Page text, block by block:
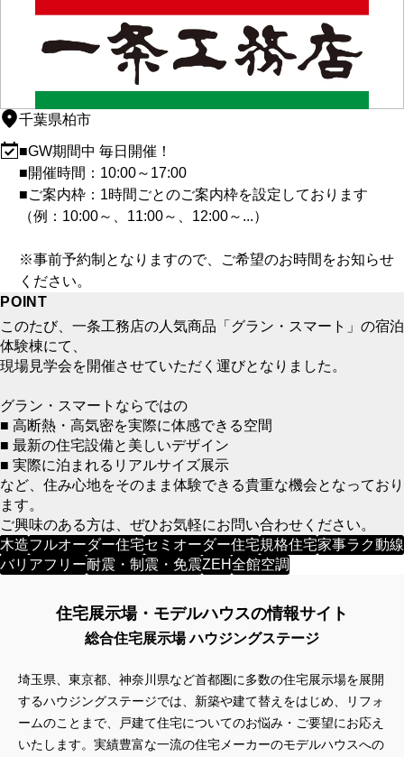
千葉県柏市
■GW期間中 毎日開催！
■開催時間：10:00～17:00
■ご案内枠：1時間ごとのご案内枠を設定しております
（例：10:00～、11:00～、12:00～...）
※事前予約制となりますので、ご希望のお時間をお知らせ
ください。
POINT
このたび、一条工務店の人気商品「グラン・スマート」の宿泊
体験棟にて、
現場見学会を開催させていただく運びとなりました。
グラン・スマートならではの
■ 高断熱・高気密を実際に体感できる空間
■ 最新の住宅設備と美しいデザイン
■ 実際に泊まれるリアルサイズ展示
など、住み心地をそのまま体験できる貴重な機会となっており
ます。
ご興味のある方は、ぜひお気軽にお問い合わせください。
木造フルオーダー住宅セミオーダー住宅規格住宅家事ラク動線
バリアフリー耐震・制震・免震ZEH全館空調
住宅展示場・モデルハウスの情報サイト
総合住宅展示場 ハウジングステージ
埼玉県、東京都、神奈川県など首都圏に多数の住宅展示場を展開
するハウジングステージでは、新築や建て替えをはじめ、リフォ
ームのことまで、戸建て住宅についてのお悩み・ご要望にお応え
いたします。実績豊富な一流の住宅メーカーのモデルハウスへの